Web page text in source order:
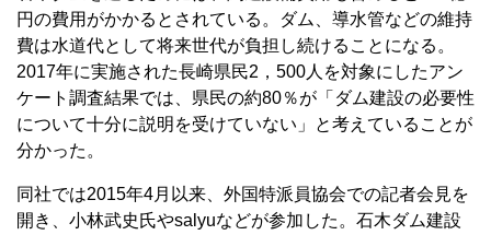
円の費用がかかるとされている。ダム、導水管などの維持
費は水道代として将来世代が負担し続けることになる。
2017年に実施された長崎県民2，500人を対象にしたアン
ケート調査結果では、県民の約80％が「ダム建設の必要性
について十分に説明を受けていない」と考えていることが
分かった。
同社では2015年4月以来、外国特派員協会での記者会見を
開き、小林武史氏やsalyuなどが参加した。石木ダム建設